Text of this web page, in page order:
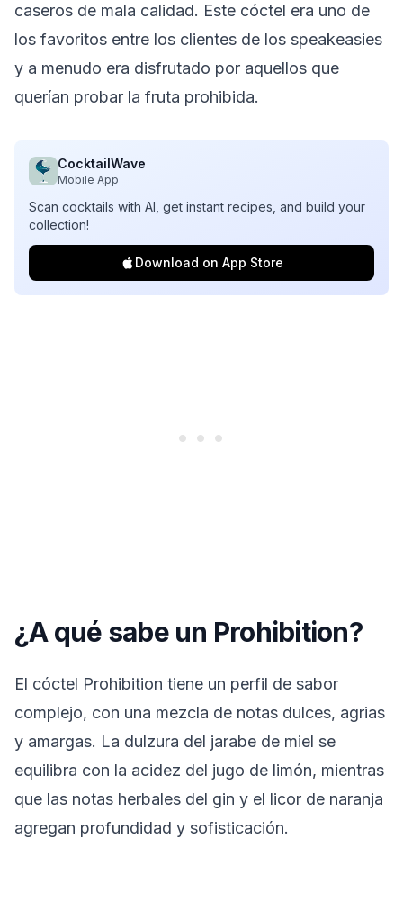
caseros de mala calidad. Este cóctel era uno de
los favoritos entre los clientes de los speakeasies
y a menudo era disfrutado por aquellos que
querían probar la fruta prohibida.
CocktailWave
Mobile App
Scan cocktails with AI, get instant recipes, and build your
collection!
Download on App Store
¿A qué sabe un Prohibition?
El cóctel Prohibition tiene un perfil de sabor
complejo, con una mezcla de notas dulces, agrias
y amargas. La dulzura del jarabe de miel se
equilibra con la acidez del jugo de limón, mientras
que las notas herbales del gin y el licor de naranja
agregan profundidad y sofisticación.